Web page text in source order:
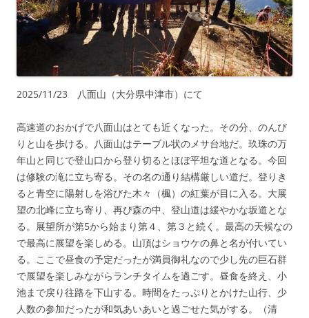
2025/11/23 八面山（大分県中津市）にて
高速道のおかげで八面山はとても近くなった。その分、のんび
りと山を歩ける。八面山はテーブル状のメサ台地だ。玖珠の万
年山と同じで登山口から登り切るとほぼ平坦な道となる。今回
は修験の滝に立ち寄る。その名の通り結構厳しい道だ。登りき
ると青空に陽射しを浴びた木々（楓）の紅葉が目に入る。大展
望の北峰に立ち寄り、再び森の中、登山道は緩やかな坂道とな
る。展望所が第5から始まり第４、第３と続く。最高の天候なの
で最高に展望を楽しめる。山頂はショウケの鼻と名が付いてい
る。ここで昼食の予定だったが満員御礼なので少し先の巨石群
で展望を楽しみながらランチタイムを過ごす。昼食を終え、小
池まで戻り往路を下山する。時間をたっぷりとかけた山行、少
人数の参加だったが和気あいあいと過ごせた気がする。（清